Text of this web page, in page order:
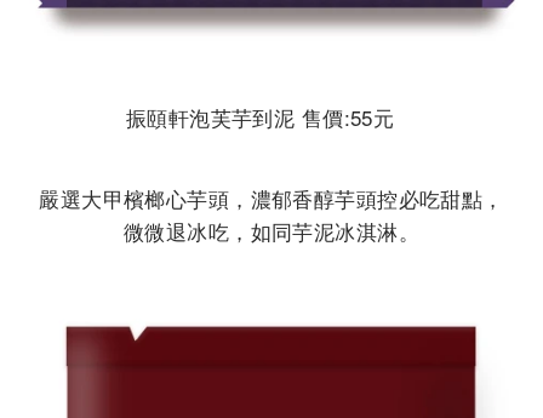
振頤軒泡芙芋到泥 售價:55元
嚴選大甲檳榔心芋頭，濃郁香醇芋頭控必吃甜點，
微微退冰吃，如同芋泥冰淇淋。